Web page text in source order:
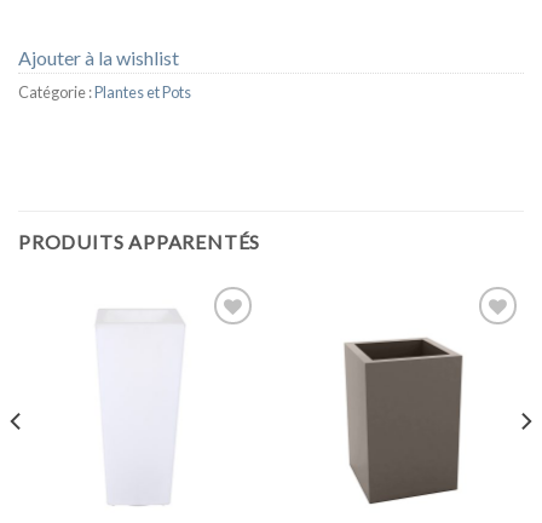
Ajouter à la wishlist
Catégorie :Plantes et Pots
PRODUITS APPARENTÉS